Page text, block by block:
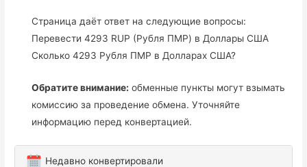
Страница даёт ответ на следующие вопросы:
Перевести 4293 RUP (Рубля ПМР) в Доллары США
Сколько 4293 Рубля ПМР в Долларах США?
Обратите внимание: обменные пункты могут взымать
комиссию за проведение обмена. Уточняйте
информацию перед конвертацией.
Недавно конвертировали